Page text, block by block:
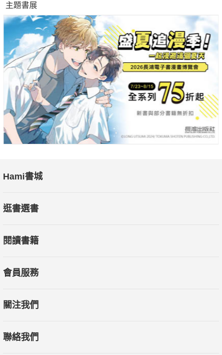
主題書展
Hami書城
逛書選書
閱讀書籍
會員服務
關注我們
聯絡我們